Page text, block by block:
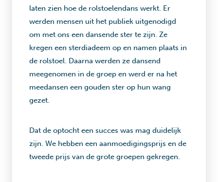
laten zien hoe de rolstoelendans werkt. Er
werden mensen uit het publiek uitgenodigd
om met ons een dansende ster te zijn. Ze
kregen een sterdiadeem op en namen plaats in
de rolstoel. Daarna werden ze dansend
meegenomen in de groep en werd er na het
meedansen een gouden ster op hun wang
gezet.
Dat de optocht een succes was mag duidelijk
zijn. We hebben een aanmoedigingsprijs en de
tweede prijs van de grote groepen gekregen.